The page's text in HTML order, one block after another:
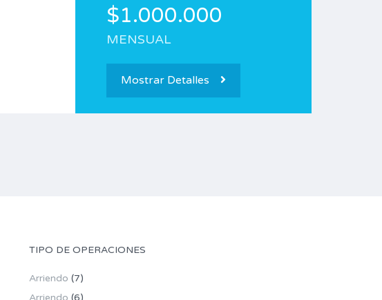
$1.000.000
MENSUAL
Mostrar Detalles
TIPO DE OPERACIONES
Arriendo (7)
Arriendo (6)